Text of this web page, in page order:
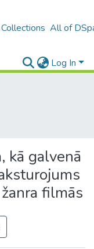
All of
Log In
kā galvenā
filmās